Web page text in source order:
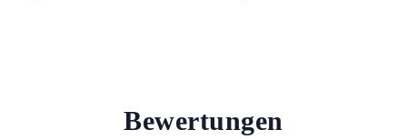
Bewertungen